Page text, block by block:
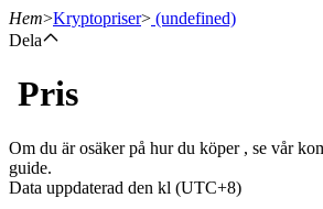
Terminer
Hem>Kryptopriser> (undefined)
Dela
Pris
Om du är osäker på hur du köper , se vår
guide.
Data uppdaterad den kl (UTC+8)